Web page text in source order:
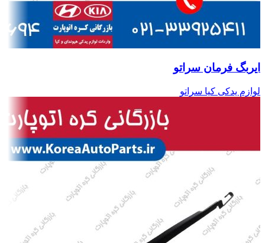
ایربگ فرمان سراتو
لوازم یدکی کیا سراتو